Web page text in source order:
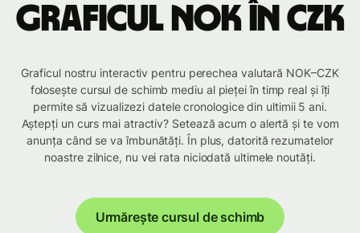
Graficul NOK în CZK
Graficul nostru interactiv pentru perechea valutară NOK–CZK
folosește cursul de schimb mediu al pieței în timp real și îți
permite să vizualizezi datele cronologice din ultimii 5 ani.
Aștepți un curs mai atractiv? Setează acum o alertă și te vom
anunța când se va îmbunătăți. În plus, datorită rezumatelor
noastre zilnice, nu vei rata niciodată ultimele noutăți.
Urmărește cursul de schimb